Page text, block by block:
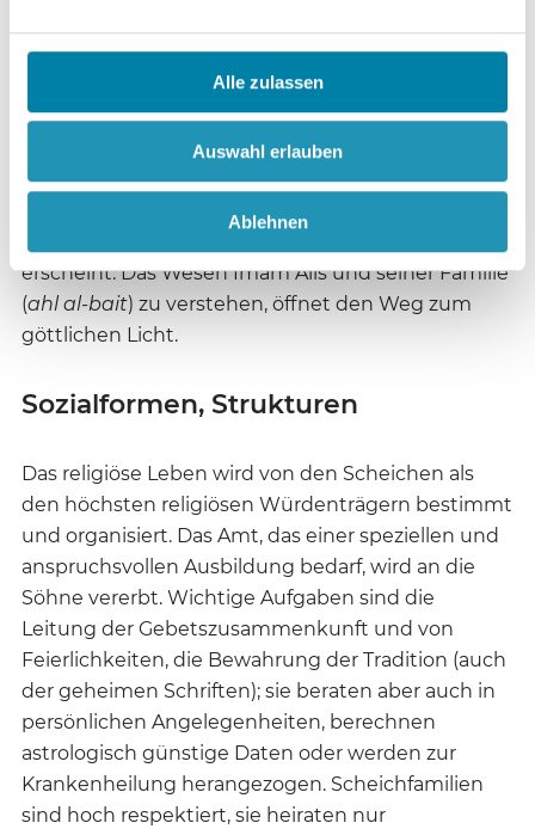
Alle zulassen
Auswahl erlauben
Ablehnen
auch die Geschlechtlichkeit der Propheten und
Nach alawitischer Vorstellung überragt Alis Rolle
diejenige Muhammads bei Weitem, da Ali als
direkte „Quelle des göttlichen Willens“ verstanden
erscheint. Das Wesen Imam Alis und seiner Familie
(ahl al-bait) zu verstehen, öffnet den Weg zum
göttlichen Licht.
Sozialformen, Strukturen
Das religiöse Leben wird von den Scheichen als
den höchsten religiösen Würdenträgern bestimmt
und organisiert. Das Amt, das einer speziellen und
anspruchsvollen Ausbildung bedarf, wird an die
Söhne vererbt. Wichtige Aufgaben sind die
Leitung der Gebetszusammenkunft und von
Feierlichkeiten, die Bewahrung der Tradition (auch
der geheimen Schriften); sie beraten aber auch in
persönlichen Angelegenheiten, berechnen
astrologisch günstige Daten oder werden zur
Krankenheilung herangezogen. Scheichfamilien
sind hoch respektiert, sie heiraten nur